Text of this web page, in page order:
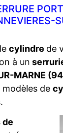
cylindre de
à un
MARNE
de
de